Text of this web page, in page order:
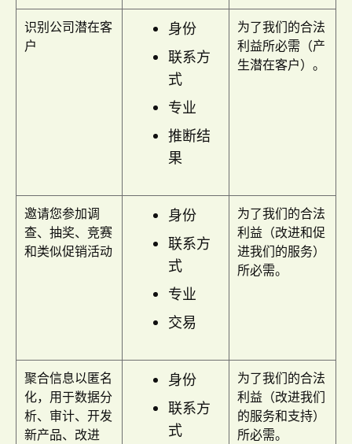
识别公司潜在客
户
身份
联系方
式
专业
推断结
果
为了我们的合法
利益所必需（产
生潜在客户）。
邀请您参加调
查、抽奖、竞赛
和类似促销活动
身份
联系方
式
专业
交易
为了我们的合法
利益（改进和促
进我们的服务）
所必需。
聚合信息以匿名
化，用于数据分
析、审计、开发
新产品、改进
身份
联系方
式
为了我们的合法
利益（改进我们
的服务和支持）
所必需。